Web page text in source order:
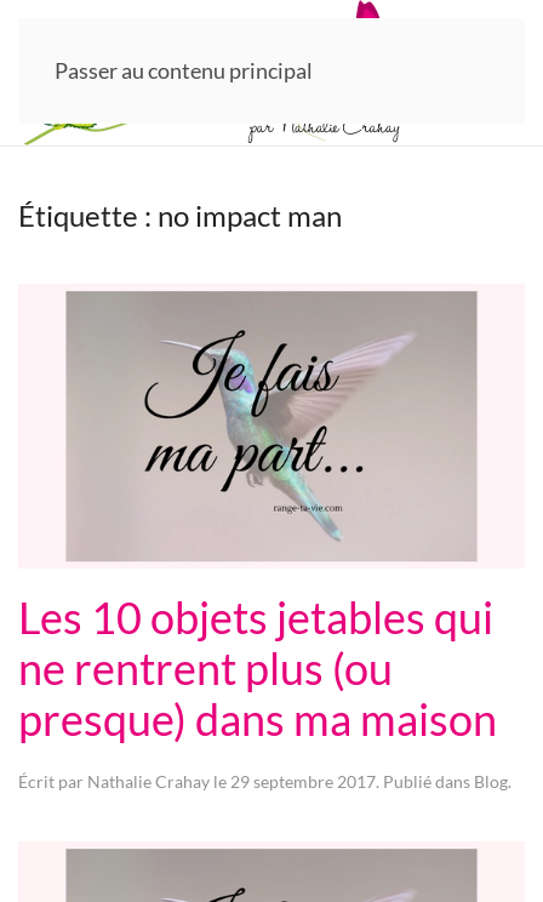
Passer au contenu principal
Étiquette : no impact man
Les 10 objets jetables qui
ne rentrent plus (ou
presque) dans ma maison
Écrit par Nathalie Crahay le 29 septembre 2017. Publié dans Blog.